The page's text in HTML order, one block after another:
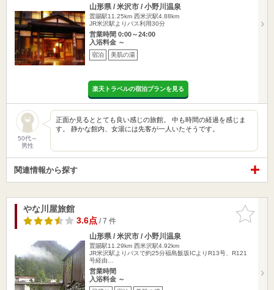
山形県 / 米沢市 / 小野川温泉
置賜駅11.25km 西米沢駅4.88km
JR米沢駅よりバス利用30分
営業時間 0:00～24:00
入浴料金 ～
宿泊 美肌の湯
楽天トラベルの宿泊プランを見る
50代～
男性
正面か見るととても良い感じの旅館。 中も時間の経過を感じま
す。 静かな館内、女湯には先客が一人いたそうです。
関連情報から探す
お気に入
りに追加
やな川屋旅館
3.6点/ 7 件
山形県 / 米沢市 / 小野川温泉
置賜駅11.29km 西米沢駅4.92km
JR米沢駅よりバスで約25分福島飯坂ICよりR13号、R121
号経由…
営業時間
入浴料金 ～